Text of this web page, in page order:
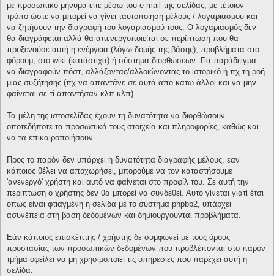
με προσωπικό μήνυμα είτε μέσω του e-mail της σελίδας, με τέτοιον
τρόπο ώστε να μπορεί να γίνει ταυτοποίηση μέλους / λογαριασμού και
να ζητήσουν την διαγραφή του λογαριασμού τους. Ο λογαριασμός δεν
θα διαγράφεται αλλά θα απενεργοποιείται σε περίπτωση που θα
προξενούσε αυτή η ενέργεια (λόγω δομής της βάσης), προβλήματα στο
φόρουμ, στο wiki (κατάστιχα) ή σύστημα διορθώσεων. Για παράδειγμα
να διαγραφούν πόστ, αλλάζοντας/αλλοιώνοντας το ιστορικό ή πχ τη ροή
μιας συζήτησης (πχ να απαντάνε σε αυτά απο κατω άλλοι και να μην
φαίνεται σε τί απαντήσαν κλπ κλπ).
Τα μέλη της ιστοσελίδας έχουν τη δυνατότητα να διορθώσουν
οποτεδήποτε τα προσωπικά τους στοιχεία και πληροφορίες, καθώς και
να τα επικαιροποιήσουν.
Προς το παρόν δεν υπάρχει η δυνατότητα διαγραφής μέλους, εαν
κάποιος θέλει να αποχωρήσει, μπορούμε να τον καταστήσουμε
'ανενεργό' χρήστη και αυτό να φαίνεται στο προφίλ του. Σε αυτή την
περίπτωση ο χρήστης δεν θα μπορεί να συνδεθεί. Αυτό γίνεται γιατί έτσι
όπως είναι φτιαγμένη η σελίδα με το σύστημα phpbb2, υπάρχει
ασυνέπεια στη βάση δεδομένων και δημιουργούνται προβλήματα.
Εάν κάποιος επισκέπτης / χρήστης δε συμφωνεί με τους όρους
προστασίας των προσωπικών δεδομένων που προβλέπονται στο παρόν
τμήμα οφείλει να μη χρησιμοποιεί τις υπηρεσίες που παρέχει αυτή η
σελίδα.